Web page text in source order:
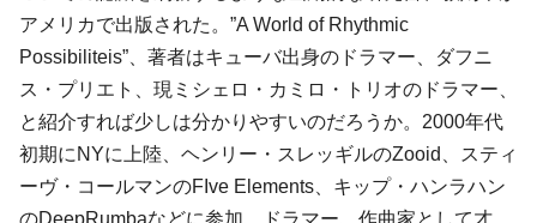
アメリカで出版された。”A World of Rhythmic
Possibiliteis”、著者はキューバ出身のドラマー、
ダフニ
ス・プリエト
、現 ミシェロ・カミロ・トリオのドラマー、
と紹介すれば少しは分かりやすいのだろうか。2000年代
初期にNYに上陸、 ヘンリー・スレッギルのZooid
スティ
ーヴ・コールマンのFIve Elements
キップ・ハンラハン
のDeepRumbaなどに参加、ドラマー、作曲家として才